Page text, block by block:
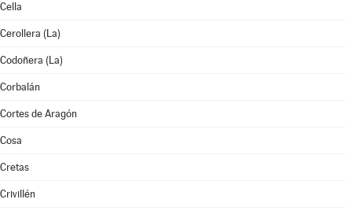
Cella
Cerollera (La)
Codoñera (La)
Corbalán
Cortes de Aragón
Cosa
Cretas
Crivillén